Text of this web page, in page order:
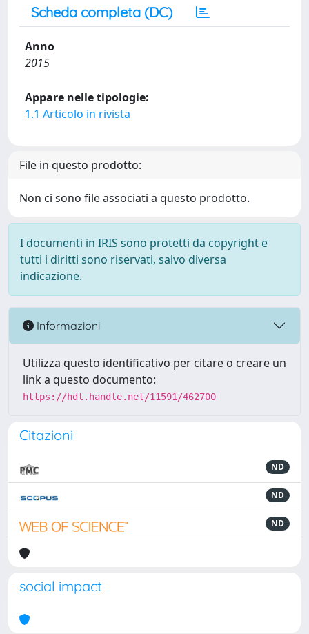
Scheda completa (DC)
Anno
2015
Appare nelle tipologie:
1.1 Articolo in rivista
File in questo prodotto:
Non ci sono file associati a questo prodotto.
I documenti in IRIS sono protetti da copyright e
tutti i diritti sono riservati, salvo diversa
indicazione.
Informazioni
Utilizza questo identificativo per citare o creare un
link a questo documento:
https://hdl.handle.net/11591/462700
Citazioni
ND
ND
ND
social impact